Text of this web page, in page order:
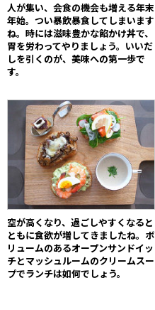
人が集い、会食の機会も増える年末
年始。つい暴飲暴食してしまいます
ね。時には滋味豊かな餡かけ丼で、
胃を労わってやりましょう。いいだ
しを引くのが、美味への第一歩で
す。
空が高くなり、過ごしやすくなると
ともに食欲が増してきましたね。ボ
リュームのあるオープンサンドイッ
チとマッシュルームのクリームスー
プでランチは如何でしょう。